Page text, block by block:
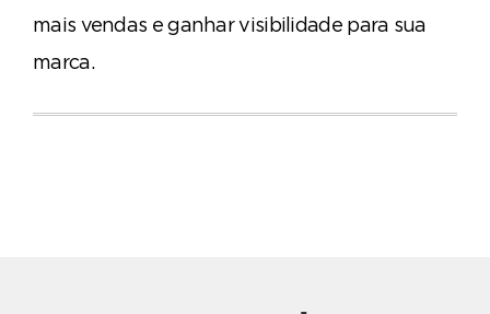
mais vendas e ganhar visibilidade para sua
marca.